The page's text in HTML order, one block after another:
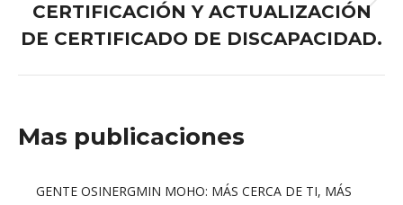
Publicación
siguiente:
CERTIFICACIÓN Y ACTUALIZACIÓN
DE CERTIFICADO DE DISCAPACIDAD.
Mas publicaciones
GENTE OSINERGMIN MOHO: MÁS CERCA DE TI, MÁS